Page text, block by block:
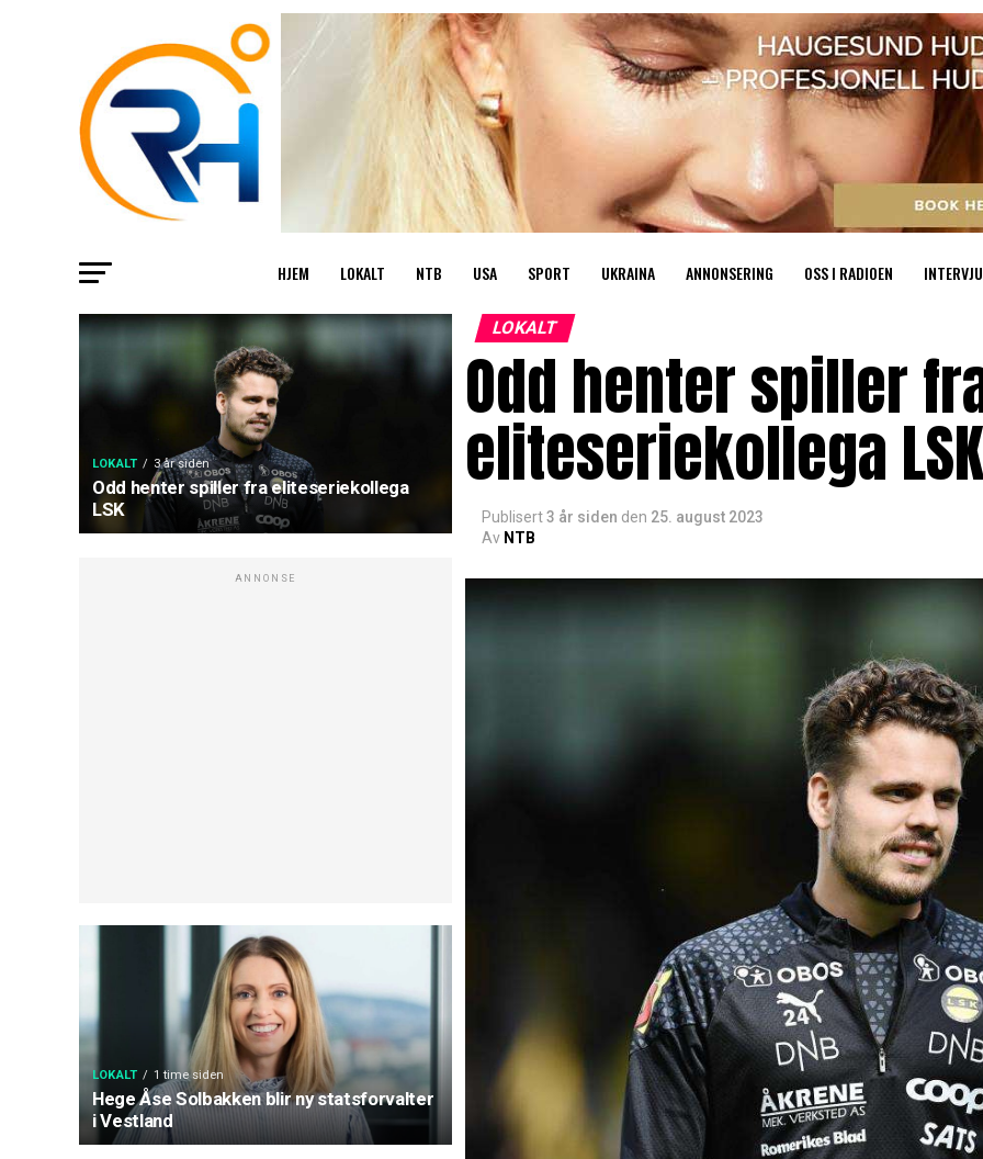
HJEM LOKALT NTB USA SPORT UKRAINA ANNONSERING OSS I RADIOEN INTERVJU
LOKALT 3 år siden
Odd henter spiller fra eliteseriekollega
LSK
ANNONSE
LOKALT 1 time siden
Hege Åse Solbakken blir ny statsforvalter
i Vestland
LOKALT
Odd henter spiller
eliteseriekollega LSK
Publisert3 år siden den 25. august 2023
Av NTB